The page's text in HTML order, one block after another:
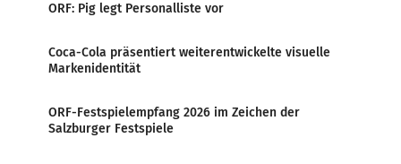
ORF: Pig legt Personalliste vor
Coca-Cola präsentiert weiterentwickelte visuelle
Markenidentität
ORF-Festspielempfang 2026 im Zeichen der
Salzburger Festspiele